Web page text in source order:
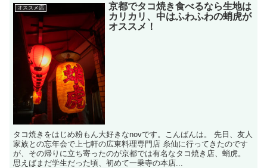
オススメ店
京都でタコ焼き食べるなら生地は
カリカリ、中はふわふわの蛸虎が
オススメ！
タコ焼きをはじめ粉もん大好きなnovです。こんばんは。 先日、友人
家族との忘年会で上七軒の広東料理専門店 糸仙に行ってきたのです
が、その帰りに立ち寄ったのが京都では有名なタコ焼き店、蛸虎。
思えばまだ学生だった頃、初めて一乗寺の本店...